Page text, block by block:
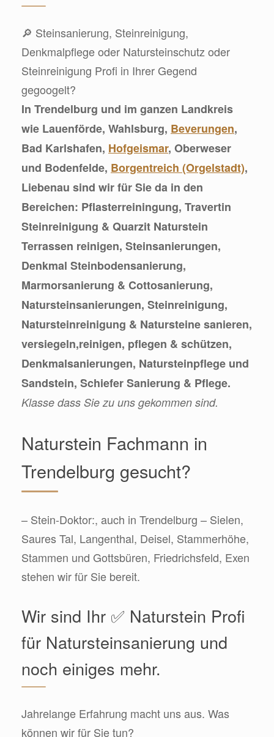
🔎 Steinsanierung, Steinreinigung,
Denkmalpflege oder Natursteinschutz oder
Steinreinigung Profi in Ihrer Gegend
gegoogelt?
In Trendelburg und im ganzen Landkreis
wie Lauenförde, Wahlsburg, Beverungen,
Bad Karlshafen, Hofgeismar, Oberweser
und Bodenfelde, Borgentreich (Orgelstadt),
Liebenau sind wir für Sie da in den
Bereichen: Pflasterreiningung, Travertin
Steinreinigung & Quarzit Naturstein
Terrassen reinigen, Steinsanierungen,
Denkmal Steinbodensanierung,
Marmorsanierung & Cottosanierung,
Natursteinsanierungen, Steinreinigung,
Natursteinreinigung & Natursteine sanieren,
versiegeln,reinigen, pflegen & schützen,
Denkmalsanierungen, Natursteinpflege und
Sandstein, Schiefer Sanierung & Pflege.
Klasse dass Sie zu uns gekommen sind.
Naturstein Fachmann in
Trendelburg gesucht?
– Stein-Doktor:, auch in Trendelburg – Sielen,
Saures Tal, Langenthal, Deisel, Stammerhöhe,
Stammen und Gottsbüren, Friedrichsfeld, Exen
stehen wir für Sie bereit.
Wir sind Ihr ✅ Naturstein Profi
für Natursteinsanierung und
noch einiges mehr.
Jahrelange Erfahrung macht uns aus. Was
können wir für Sie tun?